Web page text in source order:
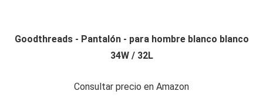
Goodthreads - Pantalón - para hombre blanco blanco
34W / 32L
Consultar precio en Amazon